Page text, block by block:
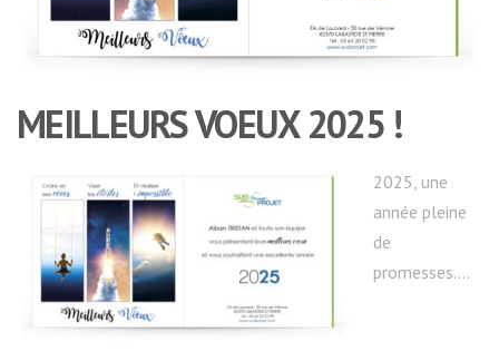
MEILLEURS VOEUX 2025 !
2025, une
année pleine
de
promesses….